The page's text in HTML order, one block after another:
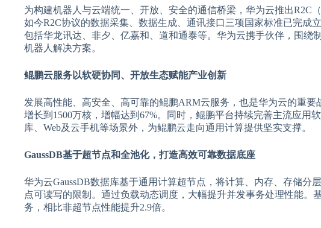
为构建机器人与云端统一、开放、安全的通信桥梁，华为云推出R2C
如今R2C协议的数据采集、数据生成、通讯接口三项国家标准已完成
包括华龙讯达、非夕、亿嘉和、道和通泰等。华为云携手伙伴，围绕
机器人解决方案。
鲲鹏云服务以软硬协同、开放生态赋能产业创新
发展高性能、高安全、高可靠的鲲鹏ARM云服务，也是华为云的重
增长到1500万核，增幅达到67%。同时，鲲鹏平台持续完善主流应用
库、Web及云手机等场景外，为鲲鹏云走向通用计算提供坚实支撑。
GaussDB基于超节点和全池化，打造高效可靠数据底座
华为云GaussDB数据库基于通用计算超节点，将计算、内存、存储
点可读写的限制。通过负载动态调度，大幅提升并发事务处理性能。
务，相比非超节点性能提升2.9倍。